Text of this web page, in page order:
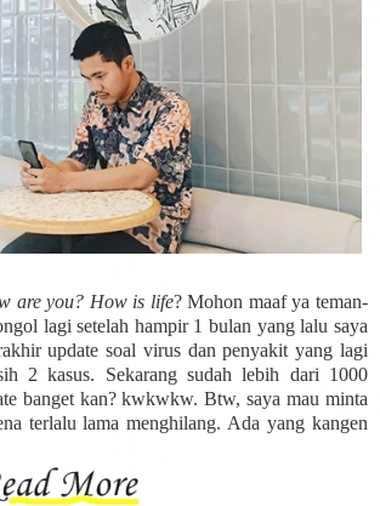
are you? How is life? Mohon maaf ya teman-
lagi setelah hampir 1 bulan yang lalu saya
update soal virus dan penyakit yang lagi
2 kasus. Sekarang sudah lebih dari 1000
banget kan? kwkwkw. Btw, saya mau minta
terlalu lama menghilang. Ada yang kangen